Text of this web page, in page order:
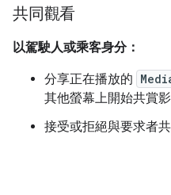
共同觀看
以駕駛人或乘客身分：
分享正在播放的
其他螢幕上開始共賞影
接受或拒絕與要求者